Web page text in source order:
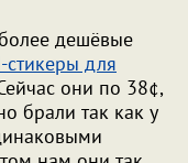
дешёвые
стикеры для
они по 38¢,
брали так как у